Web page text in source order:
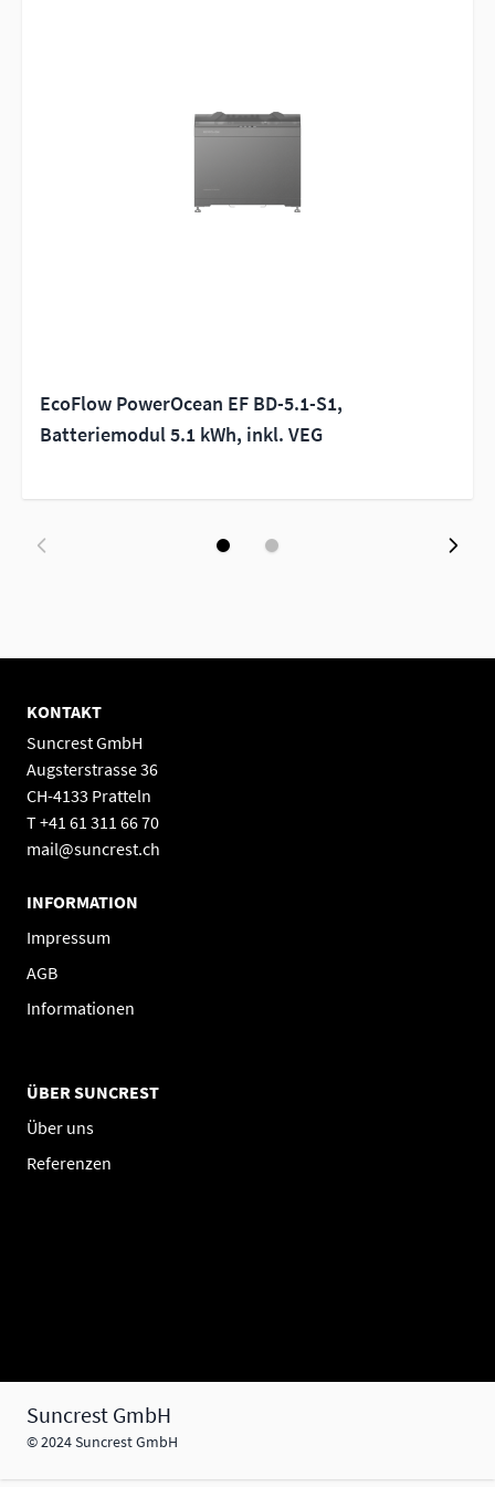
EcoFlow PowerOcean EF BD-5.1-S1,
Batteriemodul 5.1 kWh, inkl. VEG
KONTAKT
Suncrest GmbH
Augsterstrasse 36
CH-4133 Pratteln
T +41 61 311 66 70
mail@suncrest.ch
INFORMATION
Impressum
AGB
Informationen
ÜBER SUNCREST
Über uns
Referenzen
Suncrest GmbH
© 2024 Suncrest GmbH